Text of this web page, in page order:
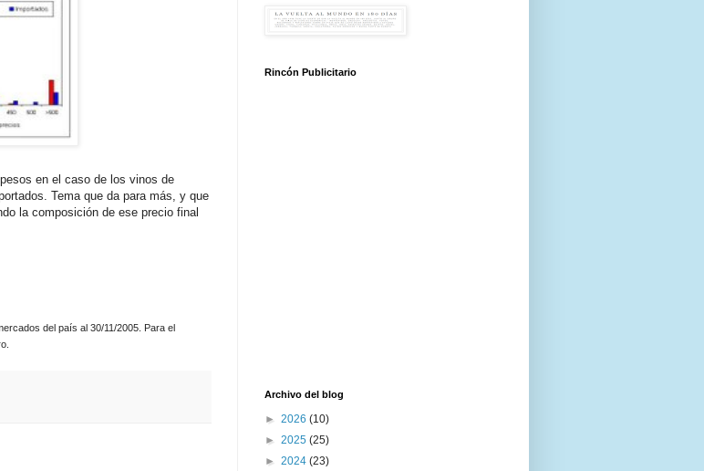
en el caso de los vinos de
Tema que da para más, y que
la composición de ese precio final
del país al 30/11/2005. Para el
Rincón Publicitario
Archivo del blog
► 2026 (10)
► 2025 (25)
► 2024 (23)